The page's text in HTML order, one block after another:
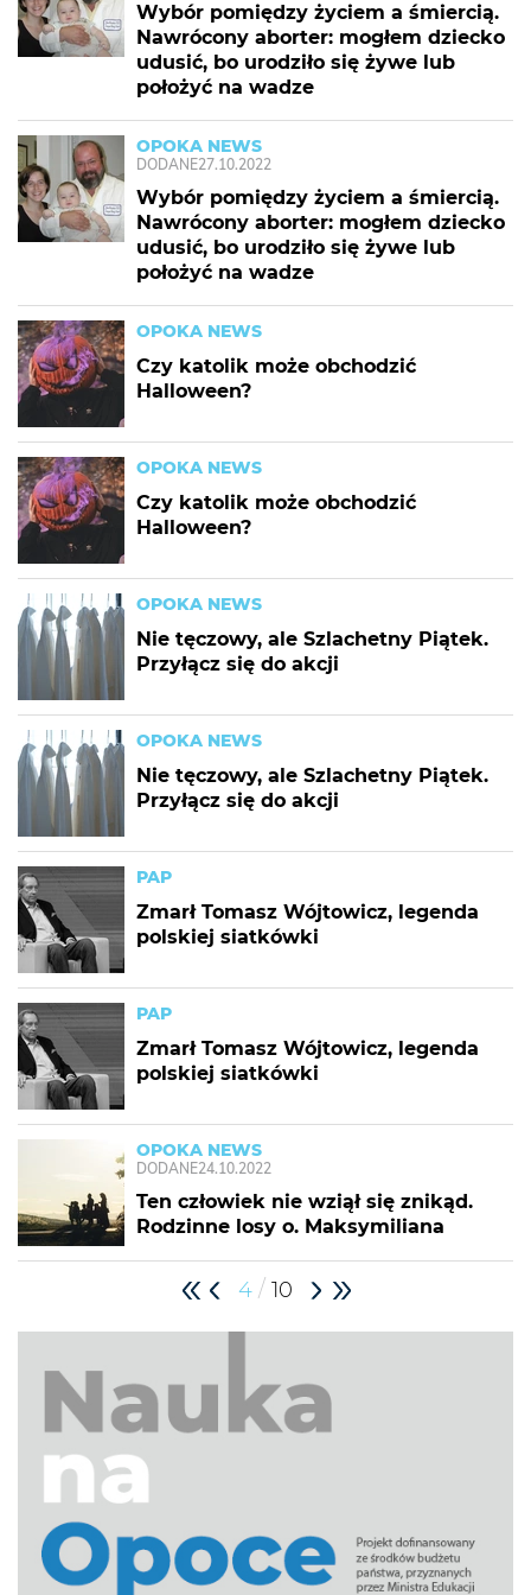
Wybór pomiędzy życiem a śmiercią.
Nawrócony aborter: mogłem dziecko
udusić, bo urodziło się żywe lub
położyć na wadze
OPOKA NEWS
DODANE27.10.2022
Wybór pomiędzy życiem a śmiercią.
Nawrócony aborter: mogłem dziecko
udusić, bo urodziło się żywe lub
położyć na wadze
OPOKA NEWS
Czy katolik może obchodzić
Halloween?
OPOKA NEWS
Czy katolik może obchodzić
Halloween?
OPOKA NEWS
Nie tęczowy, ale Szlachetny Piątek.
Przyłącz się do akcji
OPOKA NEWS
Nie tęczowy, ale Szlachetny Piątek.
Przyłącz się do akcji
PAP
Zmarł Tomasz Wójtowicz, legenda
polskiej siatkówki
PAP
Zmarł Tomasz Wójtowicz, legenda
polskiej siatkówki
OPOKA NEWS
DODANE24.10.2022
Ten człowiek nie wziął się znikąd.
Rodzinne losy o. Maksymiliana
4 / 10